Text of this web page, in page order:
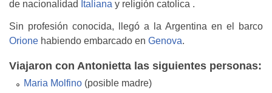
de nacionalidad Italiana y religión catolica .
Sin profesión conocida, llegó a la Argentina en el barco
Orione habiendo embarcado en Genova.
Viajaron con Antonietta las siguientes personas:
Maria Molfino (posible madre)